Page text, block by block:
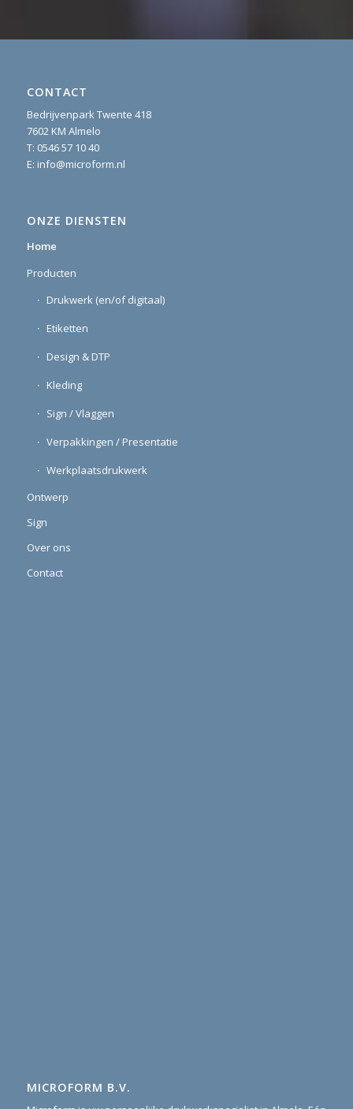
Bedrijvenpark Twente 418
T:0546 57 10 40
E:info@microform.nl
Home
Producten
Drukwerk (en/of digitaal)
Etiketten
Design & DTP
Kleding
Sign / Vlaggen
Verpakkingen / Presentatie
Werkplaatsdrukwerk
Ontwerp
Sign
Over ons
Contact
Microform is uw persoonlijke drukwerkspecialist in Almelo. Eén